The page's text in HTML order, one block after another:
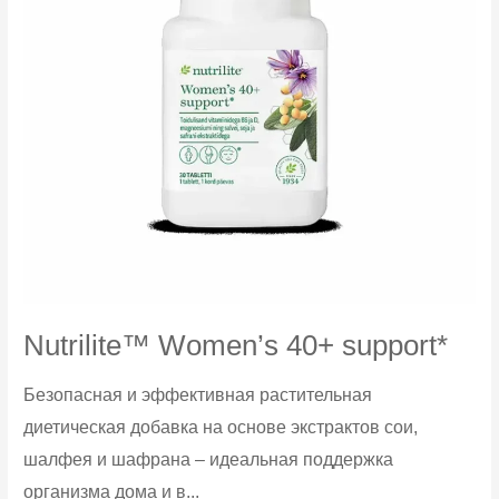
Nutrilite™ Women’s 40+ support*
Безопасная и эффективная растительная
диетическая добавка на основе экстрактов сои,
шалфея и шафрана – идеальная поддержка
организма дома и в...